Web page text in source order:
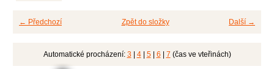
← Předchozí Další →
Zpět do složky
Automatické procházení: 3 4| 5| 6 7 (čas ve vteřinách)